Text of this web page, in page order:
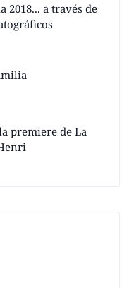
2018... a través de
premiere de La